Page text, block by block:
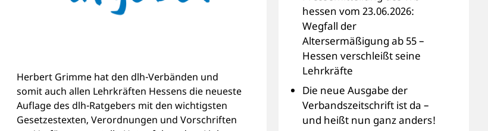
Herbert Grimme hat den dlh-Verbänden und
somit auch allen Lehrkräften Hessens die neueste
Auflage des dlh-Ratgebers mit den wichtigsten
Gesetzestexten, Verordnungen und Vorschriften
hessen vom 23.06.2026:
Wegfall der
Altersermäßigung ab 55 –
Hessen verschleißt seine
Lehrkräfte
Die neue Ausgabe der
Verbandszeitschrift ist da –
und heißt nun ganz anders!